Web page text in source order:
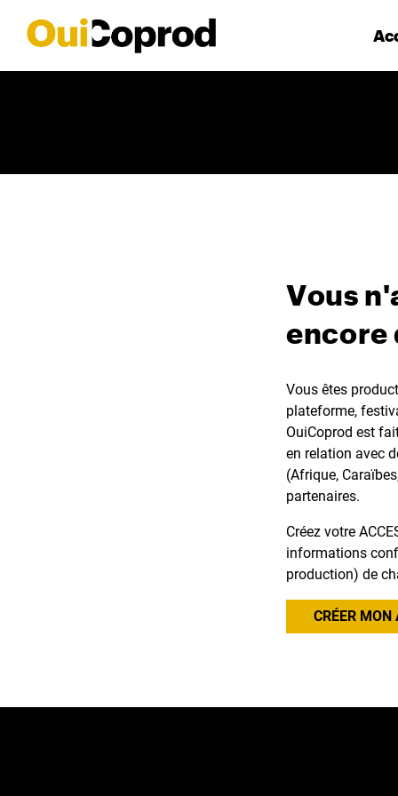
Vous
encore
Vous êtes
plateforme,
OuiCoprod est
en relation avec
(Afrique,
partenaires.
Créez votre
informations
production) de
CRÉER MON